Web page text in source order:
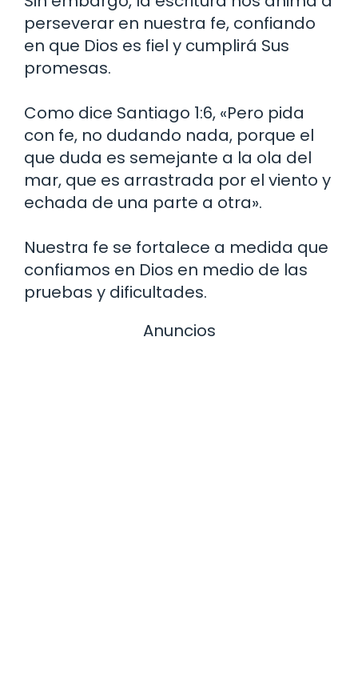
perseverar en nuestra fe, confiando
en que Dios es fiel y cumplirá Sus
promesas.
Como dice Santiago 1:6, «Pero pida
con fe, no dudando nada, porque el
que duda es semejante a la ola del
mar, que es arrastrada por el viento y
echada de una parte a otra».
Nuestra fe se fortalece a medida que
confiamos en Dios en medio de las
pruebas y dificultades.
Anuncios